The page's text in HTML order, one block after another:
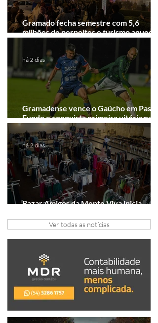
Gramado fecha semestre com 5,6
milhões de pernoites e turismo
Junho desponta!
Gramadense vence o Gaúcho em Passo
Fundo e conquista primeira vitória na
Série A2
há 2 dias
Bazar Amigos da Mente Viva inicia
há 2 dias
Ver todas as notícias